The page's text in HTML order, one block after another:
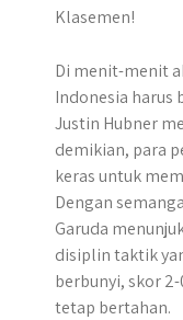
Di menit-menit
Indonesia harus
Justin Hubner
demikian, para
keras untuk
Dengan
Garuda
disiplin taktik
berbunyi, skor
tetap bertahan.